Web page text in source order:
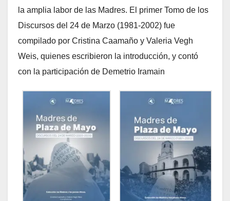
la amplia labor de las Madres. El primer Tomo de los
Discursos del 24 de Marzo (1981-2002) fue
compilado por Cristina Caamaño y Valeria Vegh
Weis, quienes escribieron la introducción, y contó
con la participación de Demetrio Iramain